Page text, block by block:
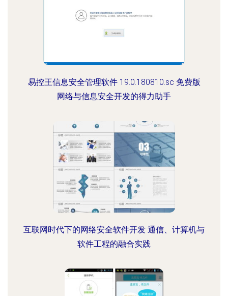
易控王信息安全管理软件 19.0.180810.sc 免费版
网络与信息安全开发的得力助手
互联网时代下的网络安全软件开发 通信、计算机与
软件工程的融合实践